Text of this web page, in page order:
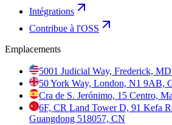
Intégrations
Contribue à l'OSS
Emplacements
5001 Judicial Way, Frederick,
50 York Way, London, N1 9AB,
Cra de S. Jerónimo, 15 Centro,
6F, CR Land Tower D, 91 Kefa
Guangdong 518057, CN